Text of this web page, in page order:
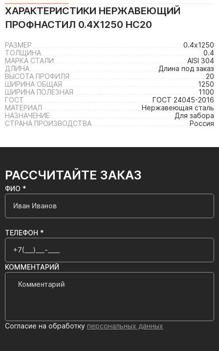
ХАРАКТЕРИСТИКИ НЕРЖАВЕЮЩИЙ
ПРОФНАСТИЛ 0.4Х1250 НС20
РАЗМЕР
0.4х1250
ТОЛЩИНА
0.4
МАРКА СТАЛИ
AISI 304
ДЛИНА
Длина под заказ
ВЫСОТА ПРОФИЛЯ
20
ШИРИНА ОБЩАЯ
1250
ШИРИНА ПОЛЕЗНАЯ
1100
ГОСТ
ГОСТ 24045-2016
МАТЕРИАЛ
Нержавеющая сталь
НАЗНАЧЕНИЕ
Для забора
СТРАНА ПРОИЗВОДСТВА
Россия
РАССЧИТАЙТЕ ЗАКАЗ
ФИО *
ТЕЛЕФОН *
КОММЕНТАРИЙ
Согласие на обработку персональных данных